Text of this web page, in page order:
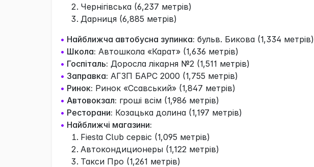
Чернігівська (6,237 метрів)
Дарниця (6,885 метрів)
• Найближча автобусна зупинка: бульв. Бикова (1,334 метрів)
• Школа: Автошкола «Карат» (1,636 метрів)
• Госпіталь: Доросла лікарня №2 (1,511 метрів)
• Заправка: АГЗП БАРС 2000 (1,755 метрів)
• Ринок: Ринок «Ссавський» (1,847 метрів)
• Автовокзал: гроші всім (1,986 метрів)
• Ресторани: Козацька долина (1,197 метрів)
• Найближчі магазини:
Fiesta Club сервіс (1,095 метрів)
Автокондиционеры (1,122 метрів)
Такси Про (1,261 метрів)